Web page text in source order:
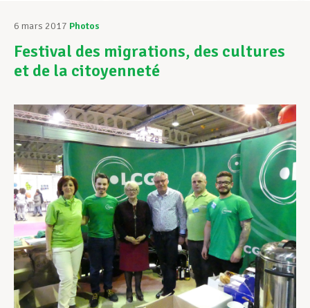
Assistance au Travail
Vos droits
Assistance en vie privée
Développement professionnel
Devenir Membre
Actualités
6 mars 2017 Photos
Festival des migrations, des cultures
et de la citoyenneté